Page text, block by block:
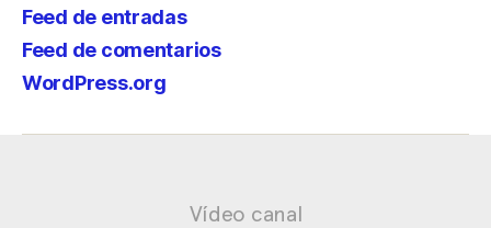
Feed de entradas
Feed de comentarios
WordPress.org
Vídeo canal